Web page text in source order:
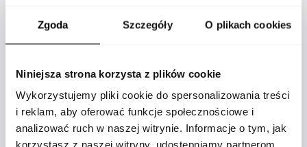
Zgoda Szczegóły O plikach cookies
Niniejsza strona korzysta z plików cookie
Wykorzystujemy pliki cookie do spersonalizowania treści
i reklam, aby oferować funkcje społecznościowe i
analizować ruch w naszej witrynie. Informacje o tym, jak
korzystasz z naszej witryny, udostępniamy partnerom
Chopard
Naszyjnik Chopard Ice Cube
żółte złoto diamenty 42 cm
Chopard
Kolczyk Chopard Happy
Hearts różowe złoto Opal